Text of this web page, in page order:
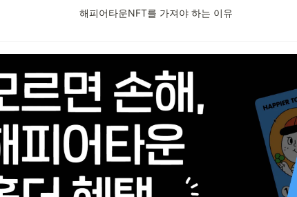
해피어타운NFT를 가져야 하는 이유